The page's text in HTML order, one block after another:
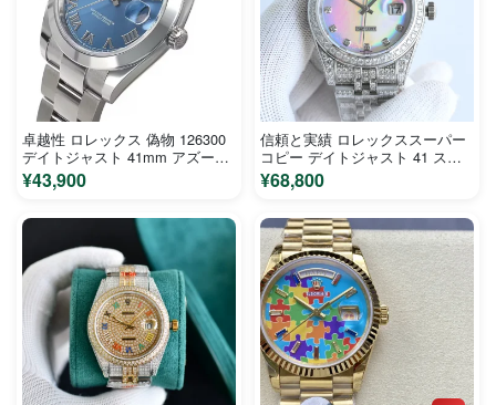
卓越性 ロレックス 偽物 126300
デイトジャスト 41mm アズーロ
ブルー
¥43,900
信頼と実績 ロレックススーパー
コピー デイトジャスト 41 スタ
ーリー1180283M
¥68,800